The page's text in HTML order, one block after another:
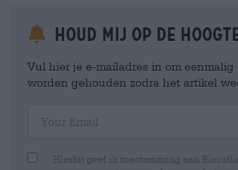
Houd mij op de
Vul hier je e-mailadres in om eenmalig
worden gehouden zodra het artikel
Hierbij geef ik toestemming aan